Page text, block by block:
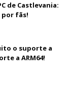
de Castlevania:
fãs!
o suporte a
a ARM64!